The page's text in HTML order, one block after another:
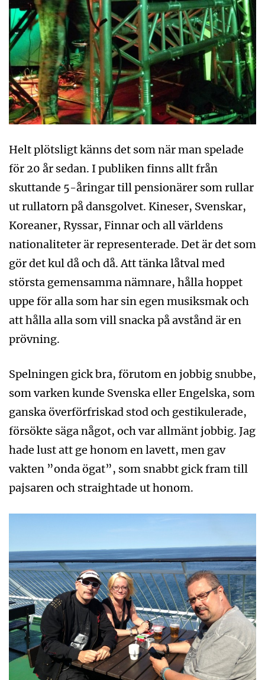
Helt plötsligt känns det som när man spelade
för 20 år sedan. I publiken finns allt från
skuttande 5-åringar till pensionärer som rullar
ut rullatorn på dansgolvet. Kineser, Svenskar,
Koreaner, Ryssar, Finnar och all världens
nationaliteter är representerade. Det är det som
gör det kul då och då. Att tänka låtval med
största gemensamma nämnare, hålla hoppet
uppe för alla som har sin egen musiksmak och
att hålla alla som vill snacka på avstånd är en
prövning.
Spelningen gick bra, förutom en jobbig snubbe,
som varken kunde Svenska eller Engelska, som
ganska överförfriskad stod och gestikulerade,
försökte säga något, och var allmänt jobbig. Jag
hade lust att ge honom en lavett, men gav
vakten ”onda ögat”, som snabbt gick fram till
pajsaren och straightade ut honom.